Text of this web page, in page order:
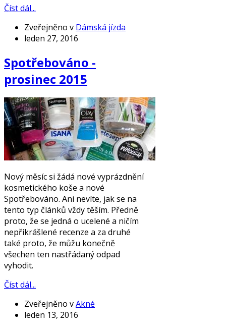
Číst dál...
Zveřejněno v Dámská jízda
leden 27, 2016
Spotřebováno -
prosinec 2015
Nový měsíc si žádá nové vyprázdnění
kosmetického koše a nové
Spotřebováno. Ani nevíte, jak se na
tento typ článků vždy těším. Předně
proto, že se jedná o ucelené a ničím
nepřikrášlené recenze a za druhé
také proto, že můžu konečně
všechen ten nastřádaný odpad
vyhodit.
Číst dál...
Zveřejněno vAkné
leden 13, 2016